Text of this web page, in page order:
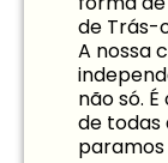
de Trás-
A nossa
não só.
de todas
paramos